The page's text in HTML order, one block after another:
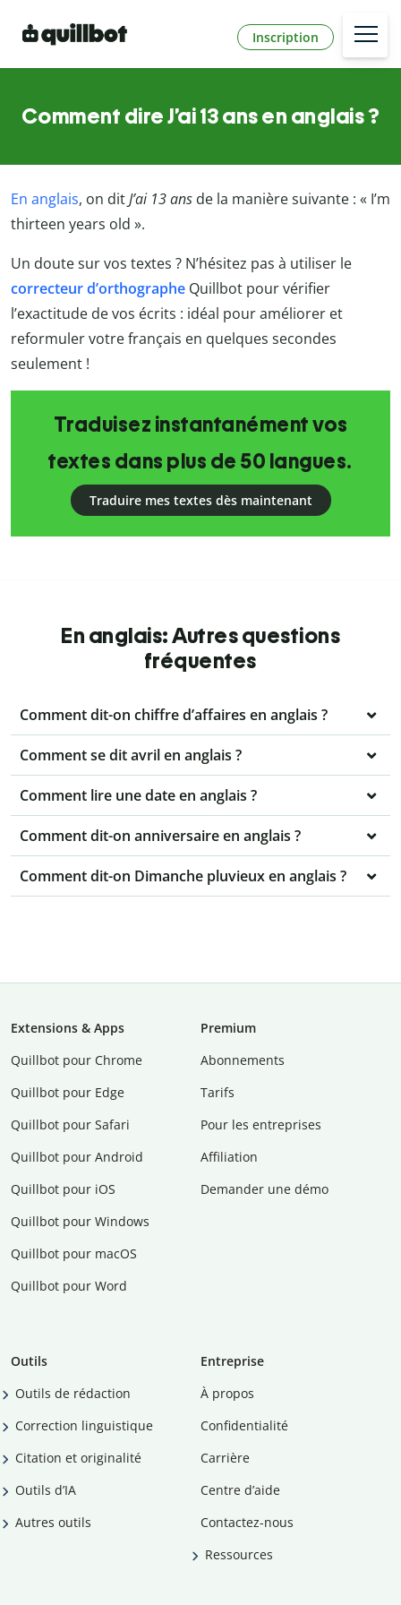
Inscription
Comment dire J’ai 13 ans en anglais ?
En anglais, on ditJ’ai 13 ans de la manière suivante : « I’m
thirteen years old ».
Un doute sur vos textes ? N’hésitez pas à utiliser le
correcteur d’orthographe Quillbot pour vérifier
l’exactitude de vos écrits : idéal pour améliorer et
reformuler votre français en quelques secondes
seulement !
Traduisez instantanément vos
textes dans plus de 50 langues.
Traduire mes textes dès maintenant
En anglais: Autres questions
fréquentes
Comment dit-on chiffre d’affaires en anglais ?
Comment se dit avril en anglais ?
Comment lire une date en anglais ?
Comment dit-on anniversaire en anglais ?
Comment dit-on Dimanche pluvieux en anglais ?
Extensions & Apps
Quillbot pour Chrome
Quillbot pour Edge
Quillbot pour Safari
Quillbot pour Android
Quillbot pour iOS
Quillbot pour Windows
Quillbot pour macOS
Quillbot pour Word
Premium
Abonnements
Tarifs
Pour les entreprises
Affiliation
Demander une démo
Outils
Outils de rédaction
Correction linguistique
Citation et originalité
Outils d’IA
Autres outils
Entreprise
À propos
Confidentialité
Carrière
Centre d’aide
Contactez-nous
Ressources